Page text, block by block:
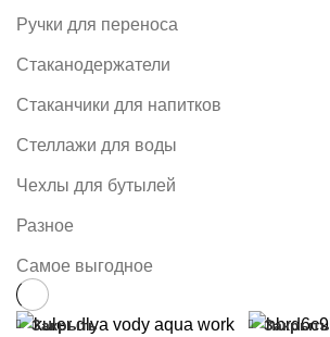
Ручки для переноса
Стаканодержатели
Стаканчики для напитков
Стеллажи для воды
Чехлы для бутылей
Разное
Самое выгодное
Закрыть Закрыть